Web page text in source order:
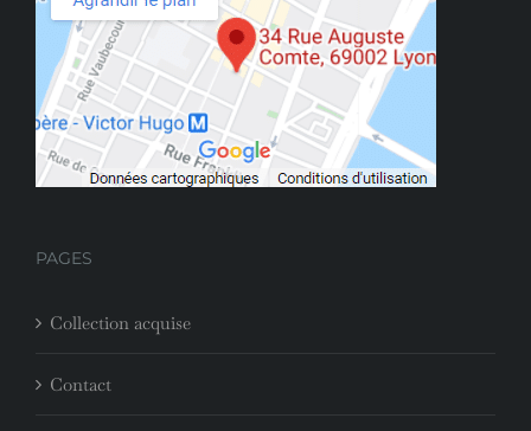
PAGES
Collection acquise
Contact